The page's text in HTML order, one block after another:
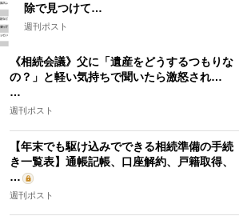
除で見つけて…
週刊ポスト
《相続会議》父に「遺産をどうするつもりな
の？」と軽い気持ちで聞いたら激怒され…
…
週刊ポスト
【年末でも駆け込みでできる相続準備の手続
き一覧表】通帳記帳、口座解約、戸籍取得、
…
週刊ポスト